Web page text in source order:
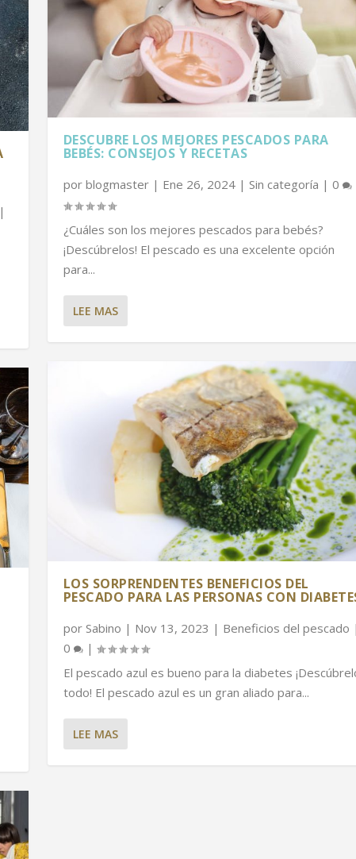
|
DESCUBRE LOS MEJORES PESCADOS PARA
BEBÉS: CONSEJOS Y RECETAS
por blogmaster| Ene 26, 2024| Sin categoría | 0
¿Cuáles son los mejores pescados para bebés?
¡Descúbrelos! El pescado es una excelente opción
para...
LEE MAS
LOS SORPRENDENTES BENEFICIOS DEL
PESCADO PARA LAS PERSONAS CON
por Sabino | Nov 13, 2023 | Beneficios del pescado |
0
|
El pescado azul es bueno para la diabetes
todo! El pescado azul es un gran aliado para...
LEE MAS